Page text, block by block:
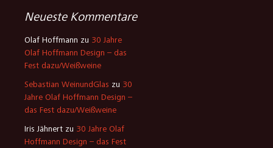
Neueste Kommentare
Olaf Hoffmann zu 30 Jahre
Olaf Hoffmann Design – das
Fest dazu/Weißweine
Sebastian WeinundGlas zu 30
Jahre Olaf Hoffmann Design –
das Fest dazu/Weißweine
Iris Jähnert zu 30 Jahre Olaf
Hoffmann Design – das Fest